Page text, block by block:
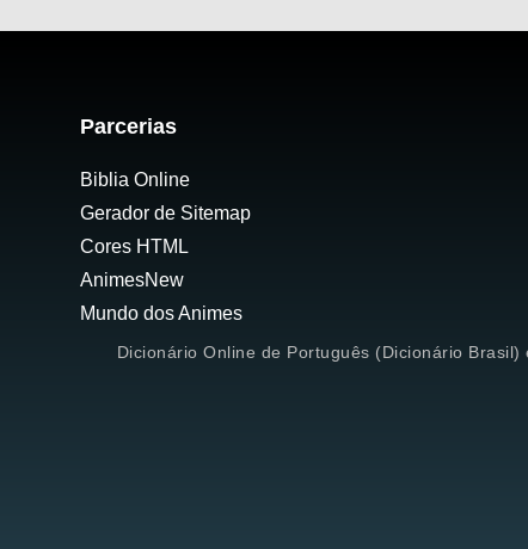
Parcerias
Biblia Online
Gerador de Sitemap
Cores HTML
AnimesNew
Mundo dos Animes
Dicionário Online de Português (Dicionário